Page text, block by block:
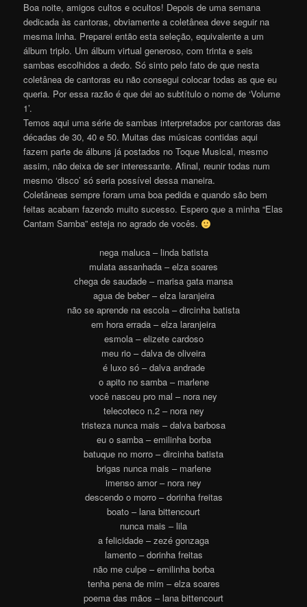
Boa noite, amigos cultos e ocultos! Depois de uma semana
dedicada às cantoras, obviamente a coletânea deve seguir na
mesma linha. Preparei então esta seleção, equivalente a um
álbum triplo. Um álbum virtual generoso, com trinta e seis
sambas escolhidos a dedo. Só sinto pelo fato de que nesta
coletânea de cantoras eu não consegui colocar todas as que eu
queria. Por essa razão é que dei ao subtítulo o nome de ‘Volume
1’.
Temos aqui uma série de sambas interpretados por cantoras das
décadas de 30, 40 e 50. Muitas das músicas contidas aqui
fazem parte de álbuns já postados no Toque Musical, mesmo
assim, não deixa de ser interessante. Afinal, reunir todas num
mesmo ‘disco’ só seria possível dessa maneira.
Coletâneas sempre foram uma boa pedida e quando são bem
feitas acabam fazendo muito sucesso. Espero que a minha “Elas
Cantam Samba” esteja no agrado de vocês.
nega maluca – linda batista
mulata assanhada – elza soares
chega de saudade – marisa gata mansa
agua de beber – elza laranjeira
não se aprende na escola – dircinha batista
em hora errada – elza laranjeira
esmola – elizete cardoso
meu rio – dalva de oliveira
é luxo só – dalva andrade
o apito no samba – marlene
você nasceu pro mal – nora ney
telecoteco n.2 – nora ney
tristeza nunca mais – dalva barbosa
eu o samba – emilinha borba
batuque no morro – dircinha batista
brigas nunca mais – marlene
imenso amor – nora ney
descendo o morro – dorinha freitas
boato – lana bittencourt
nunca mais – lila
a felicidade – zezé gonzaga
lamento – dorinha freitas
não me culpe – emilinha borba
tenha pena de mim – elza soares
poema das mãos – lana bittencourt